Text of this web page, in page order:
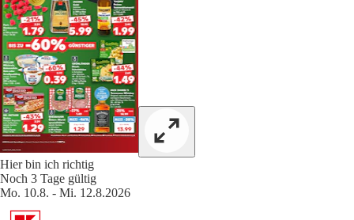
Hier bin ich richtig
Noch 3 Tage gültig
Mo. 10.8. - Mi. 12.8.2026